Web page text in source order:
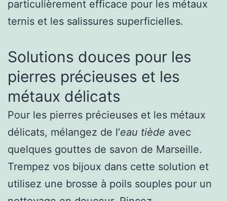
particulièrement efficace pour les métaux
ternis et les salissures superficielles.
Solutions douces pour les
pierres précieuses et les
métaux délicats
Pour les pierres précieuses et les métaux
délicats, mélangez de l’eau tiède avec
quelques gouttes de savon de Marseille.
Trempez vos bijoux dans cette solution et
utilisez une brosse à poils souples pour un